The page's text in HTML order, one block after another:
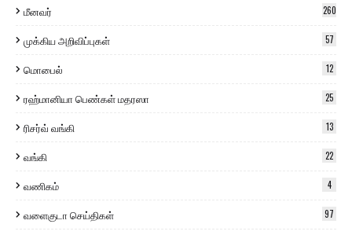
மீனவர் 260
முக்கிய அறிவிப்புகள் 57
மொபைல் 12
ரஹ்மானியா பெண்கள் மதரஸா 25
ரிசர்வ் வங்கி 13
வங்கி 22
வணிகம் 4
வளைகுடா செய்திகள் 97